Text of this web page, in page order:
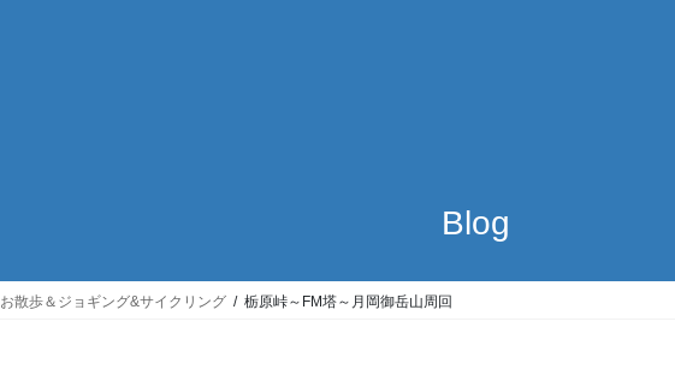
Blog
お散歩＆ジョギング&サイクリング 栃原峠～FM塔～月岡御岳山周回